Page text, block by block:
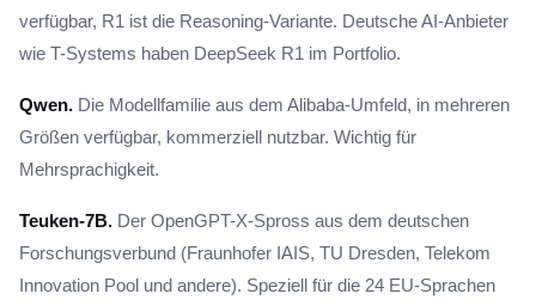
verfügbar, R1 ist die Reasoning-Variante. Deutsche AI-Anbieter
wie T-Systems haben DeepSeek R1 im Portfolio.
Qwen. Die Modellfamilie aus dem Alibaba-Umfeld, in mehreren
Größen verfügbar, kommerziell nutzbar. Wichtig für
Mehrsprachigkeit.
Teuken-7B. Der OpenGPT-X-Spross aus dem deutschen
Forschungsverbund (Fraunhofer IAIS, TU Dresden, Telekom
Innovation Pool und andere). Speziell für die 24 EU-Sprachen